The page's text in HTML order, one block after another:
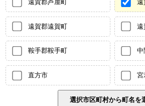
遠賀郡芦屋町 遠
遠賀郡遠賀町 遠
鞍手郡鞍手町 中
直方市 宮